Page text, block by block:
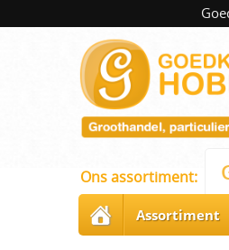
Ons assortiment:
Assortiment